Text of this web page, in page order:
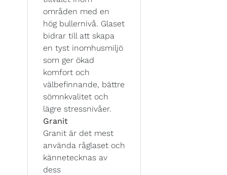
områden med en
hög bullernivå. Glaset
bidrar till att skapa
en tyst inomhusmiljö
som ger ökad
komfort och
välbefinnande, bättre
sömnkvalitet och
lägre stressnivåer.
Granit
Granit är det mest
använda råglaset och
kännetecknas av
dess